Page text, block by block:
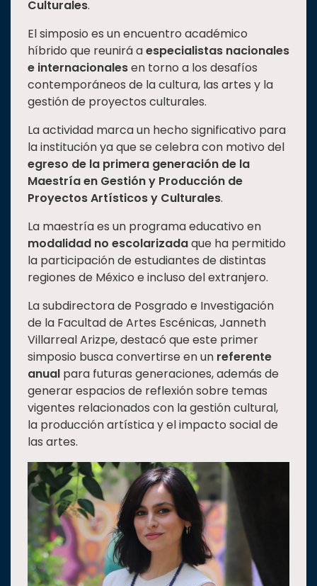
social
Vinculación
Historia
Universiada
Nacional
Culturales.
El simposio es un encuentro académico
híbrido que reunirá aespecialistas nacionales
e internacionalesen torno a los desafíos
contemporáneos de la cultura, las artes y la
gestión de proyectos culturales.
La actividad marca un hecho significativo para
la institución ya que se celebra con motivo del
egreso de la primera generación de la
Maestría en Gestión y Producción de
Proyectos Artísticos y Culturales.
La maestría es un programa educativo en
modalidad no escolarizadaque ha permitido
la participación de estudiantes de distintas
regiones de México e incluso del extranjero.
La subdirectora de Posgrado e Investigación
de la Facultad de Artes Escénicas, Janneth
Villarreal Arizpe, destacó que este primer
simposio busca convertirse en un referente
anual para futuras generaciones, además de
generar espacios de reflexión sobre temas
vigentes relacionados con la gestión cultural,
la producción artística y el impacto social de
las artes.